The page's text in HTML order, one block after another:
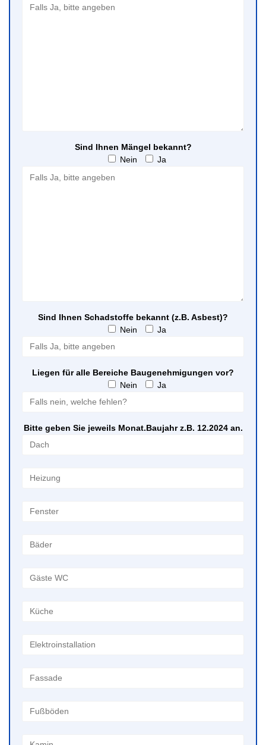
Sind Ihnen Mängel bekannt?
Nein
Ja
Sind Ihnen Schadstoffe bekannt (z.B. Asbest)?
Nein
Ja
Liegen für alle Bereiche Baugenehmigungen vor?
Nein
Ja
Bitte geben Sie jeweils Monat.Baujahr z.B. 12.2024 an.